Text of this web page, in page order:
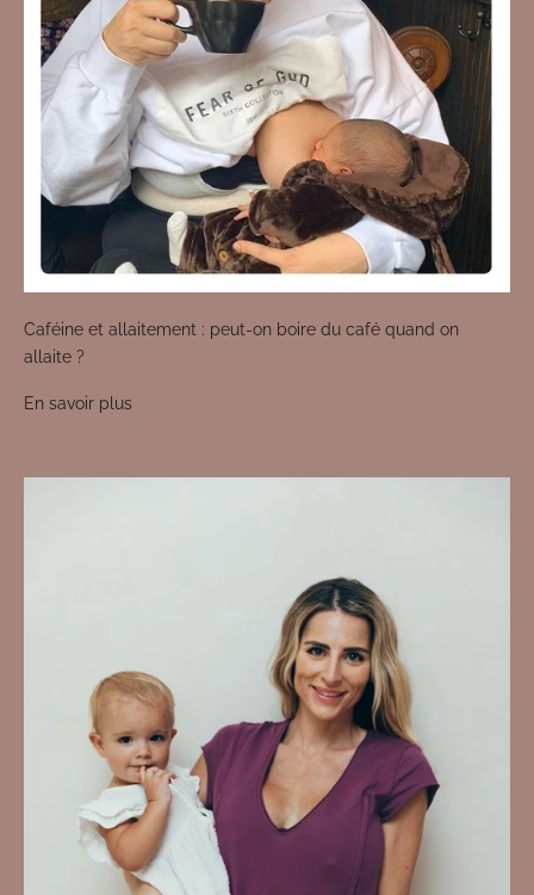
Caféine et allaitement : peut-on boire du café quand on
allaite ?
En savoir plus